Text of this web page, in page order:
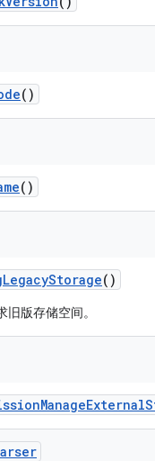
()
()
LegacyStorage()
版存储空间。
ManageExternal